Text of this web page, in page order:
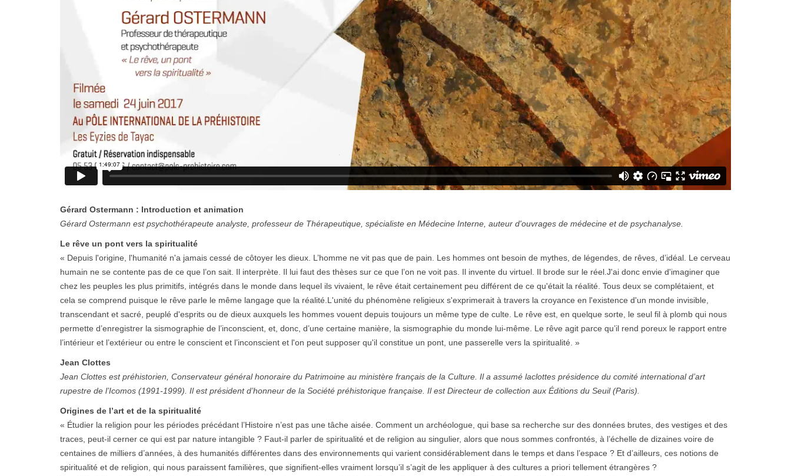
Gérard Ostermann : Introduction et animation
Gérard Ostermann est psychothérapeute analyste, professeur de Thérapeutique, spécialiste en Médecine Interne, auteur d'ouvrages de médecine et de psychanalyse.
Le rêve un pont vers la spiritualité
« Depuis l'origine, l'humanité n'a jamais cessé de côtoyer les dieux. L’homme ne vit pas que de pain. Les hommes ont besoin de mythes, de légendes, de rêves, d’idéal. Le cerveau
humain ne se contente pas de ce que l’on sait. Il interprète. Il lui faut des thèses sur ce que l’on ne voit pas. Il invente du virtuel. Il brode sur le réel.J'ai donc envie d'imaginer que
chez les peuples les plus primitifs, intégrés dans le monde dans lequel ils vivaient, le rêve était certainement peu différent de ce qu'était la réalité. Tous deux se complétaient, et
cela se comprend puisque le rêve parle le même langage que la réalité.L'unité du phénomène religieux s'exprimerait à travers la croyance en l'existence d'un monde invisible,
transcendant et sacré, peuplé d'esprits ou de dieux auxquels les hommes vouent depuis toujours un même type de culte. Le rêve est, en quelque sorte, le seul fil à plomb qui nous
permette d’enregistrer la sismographie de l’inconscient, et, donc, d’une certaine manière, la sismographie du monde lui-même. Le rêve agit parce qu’il rend poreux le rapport entre
l’intérieur et l’extérieur ou entre le conscient et l’inconscient et l'on peut supposer qu'il constitue un pont, une passerelle vers la spiritualité. »
Jean Clottes
Jean Clottes est préhistorien, Conservateur général honoraire du Patrimoine au ministère français de la Culture. Il a assumé laclottes présidence du comité international d’art
rupestre de l’Icomos (1991-1999). Il est président d’honneur de la Société préhistorique française. Il est Directeur de collection aux Éditions du Seuil (Paris).
Origines de l’art et de la spiritualité
« Étudier la religion pour les périodes précédant l’Histoire n’est pas une tâche aisée. Comment un archéologue, qui base sa recherche sur des données brutes, des vestiges et des
traces, peut-il cerner ce qui est par nature intangible ? Faut-il parler de spiritualité et de religion au singulier, alors que nous sommes confrontés, à l’échelle de dizaines voire de
centaines de milliers d’années, à des humanités différentes dans des environnements qui varient considérablement dans le temps et dans l’espace ? Et d’ailleurs, ces notions de
spiritualité et de religion, qui nous paraissent familières, que signifient-elles vraiment lorsqu’il s’agit de les appliquer à des cultures a priori tellement étrangères ?